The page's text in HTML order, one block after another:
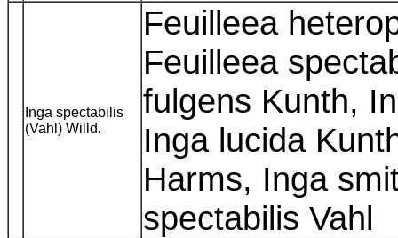
Inga spectabilis
(Vahl) Willd.
Feuilleea
Feuilleea
fulgens Kunth,
Inga lucida
Harms, Inga
spectabilis Vahl